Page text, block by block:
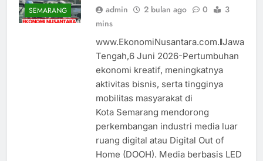
SEMARANG
admin 2 bulan ago 0
3
mins
www.EkonomiNusantara.com.ǁJawa
Tengah,6 Juni 2026-Pertumbuhan
ekonomi kreatif, meningkatnya
aktivitas bisnis, serta tingginya
mobilitas masyarakat di
Kota Semarang mendorong
perkembangan industri media luar
ruang digital atau Digital Out of
Home (DOOH). Media berbasis LED